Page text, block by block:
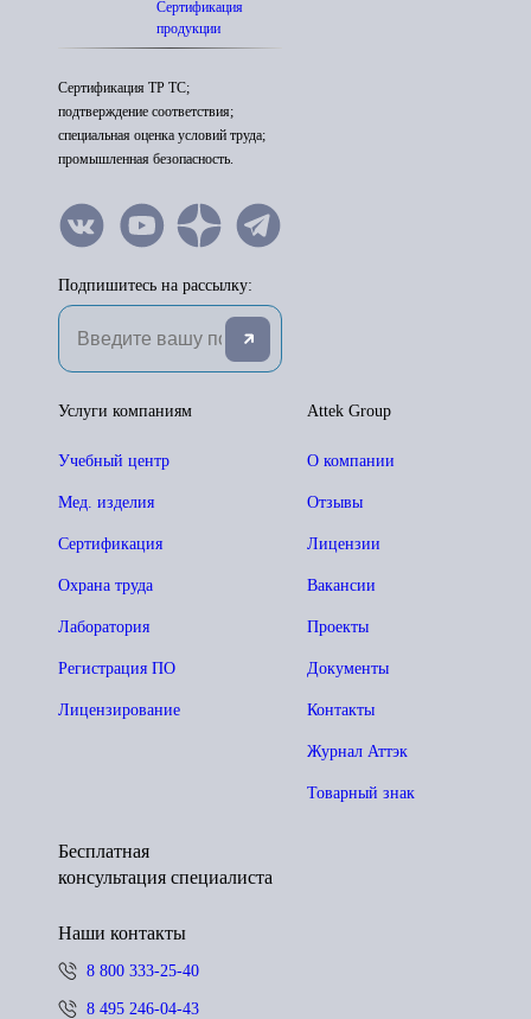
Сертификация
продукции
Сертификация ТР ТС;
подтверждение соответствия;
специальная оценка условий труда;
промышленная безопасность.
Подпишитесь на рассылку:
Attek Group
О компании
Отзывы
Лицензии
Вакансии
Проекты
Документы
Контакты
Журнал Аттэк
Товарный знак
Услуги компаниям
Учебный центр
Мед. изделия
Сертификация
Охрана труда
Лаборатория
Регистрация ПО
Лицензирование
Бесплатная
консультация специалиста
Наши контакты
8 800 333-25-40
8 495 246-04-43